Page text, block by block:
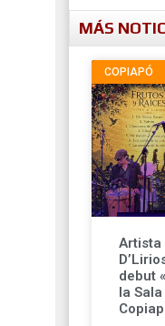
MÁS
COPIAPÓ
Artista
debut
la